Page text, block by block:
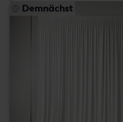
Demnächst